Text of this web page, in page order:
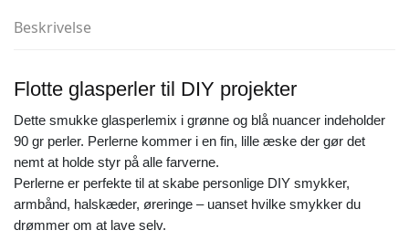
Beskrivelse
Flotte glasperler til DIY projekter
Dette smukke glasperlemix i grønne og blå nuancer indeholder
90 gr perler. Perlerne kommer i en fin, lille æske der gør det
nemt at holde styr på alle farverne.
Perlerne er perfekte til at skabe personlige DIY smykker,
armbånd, halskæder, øreringe – uanset hvilke smykker du
drømmer om at lave selv.